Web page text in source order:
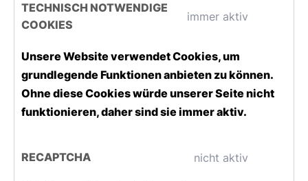
TECHNISCH NOTWENDIGE
COOKIES
immer aktiv
Unsere Website verwendet Cookies, um
grundlegende Funktionen anbieten zu können.
Ohne diese Cookies würde unserer Seite nicht
funktionieren, daher sind sie immer aktiv.
RECAPTCHA nicht aktiv